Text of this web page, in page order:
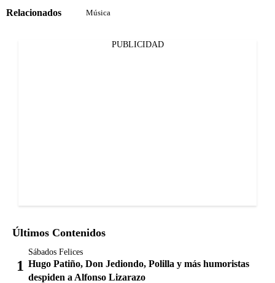
Relacionados Música
PUBLICIDAD
Últimos Contenidos
Sábados Felices
Hugo Patiño, Don Jediondo, Polilla y más humoristas
despiden a Alfonso Lizarazo